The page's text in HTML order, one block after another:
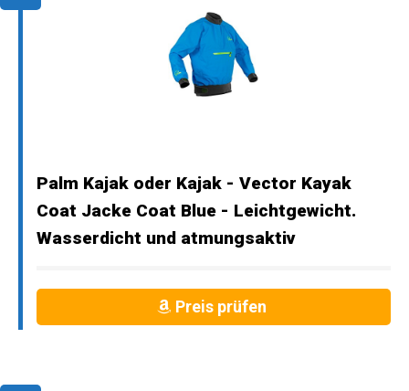
Palm Kajak oder Kajak - Vector Kayak
Coat Jacke Coat Blue - Leichtgewicht.
Wasserdicht und atmungsaktiv
Preis prüfen